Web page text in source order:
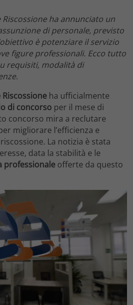
Riscossione ha annunciato un
di personale, previsto
è potenziare il servizio
figure professionali. Ecco tutto
requisiti, modalità di
ha ufficialmente
di concorso per il mese di
concorso mira a reclutare
migliorare l’efficienza e
La notizia è stata
data la stabilità e le
professionale offerte da questo